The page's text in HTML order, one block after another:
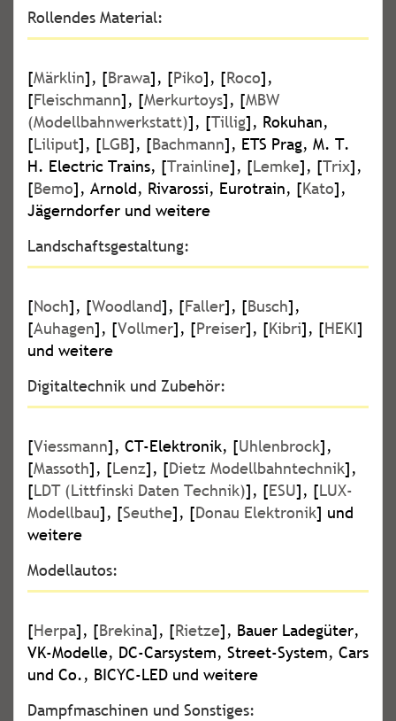
Rollendes Material:
[Märklin], [Brawa], [Piko], [Roco],
[Fleischmann], [Merkurtoys], [MBW
(Modellbahnwerkstatt)], [Tillig], Rokuhan,
[Liliput], [LGB], [Bachmann], ETS Prag, M. T.
H. Electric Trains, [Trainline], [Lemke], [Trix],
[Bemo], Arnold, Rivarossi, Eurotrain, [Kato],
Jägerndorfer und weitere
Landschaftsgestaltung:
[Noch], [Woodland], [Faller], [Busch],
[Auhagen], [Vollmer], [Preiser], [Kibri], [HEKI]
und weitere
Digitaltechnik und Zubehör:
[Viessmann], CT-Elektronik, [Uhlenbrock],
[Massoth], [Lenz], [Dietz Modellbahntechnik],
[LDT (Littfinski Daten Technik)], [ESU], [LUX-
Modellbau], [Seuthe], [Donau Elektronik] und
weitere
Modellautos:
[Herpa], [Brekina], [Rietze], Bauer Ladegüter,
VK-Modelle, DC-Carsystem, Street-System, Cars
und Co., BICYC-LED und weitere
Dampfmaschinen und Sonstiges: